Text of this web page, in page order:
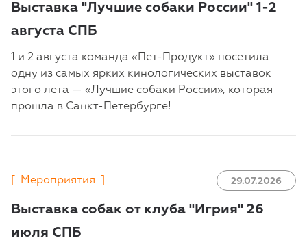
Выставка "Лучшие собаки России" 1-2
августа СПБ
1 и 2 августа команда «Пет-Продукт» посетила
одну из самых ярких кинологических выставок
этого лета — «Лучшие собаки России», которая
прошла в Санкт-Петербурге!
Мероприятия 29.07.2026
Выставка собак от клуба "Игрия" 26
июля СПБ